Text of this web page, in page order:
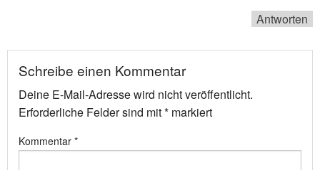
Antworten
Schreibe einen Kommentar
Deine E-Mail-Adresse wird nicht veröffentlicht.
Erforderliche Felder sind mit* markiert
Kommentar *